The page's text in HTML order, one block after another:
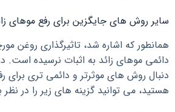
سایر روش های جایگزین برای رفع موهای
همانطور که اشاره شد، تاثیرگذاری روغن
دائمی موهای زائد به اثبات نرسیده است.
دنبال روش های موثرتر و دائمی تری برای
هستید، می توانید گزینه های زیر را در نظر